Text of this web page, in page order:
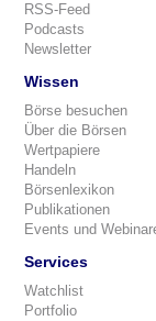
RSS-Feed
Podcasts
Newsletter
Wissen
Börse besuchen
Über die Börsen
Wertpapiere
Handeln
Börsenlexikon
Publikationen
Events und
Services
Watchlist
Portfolio